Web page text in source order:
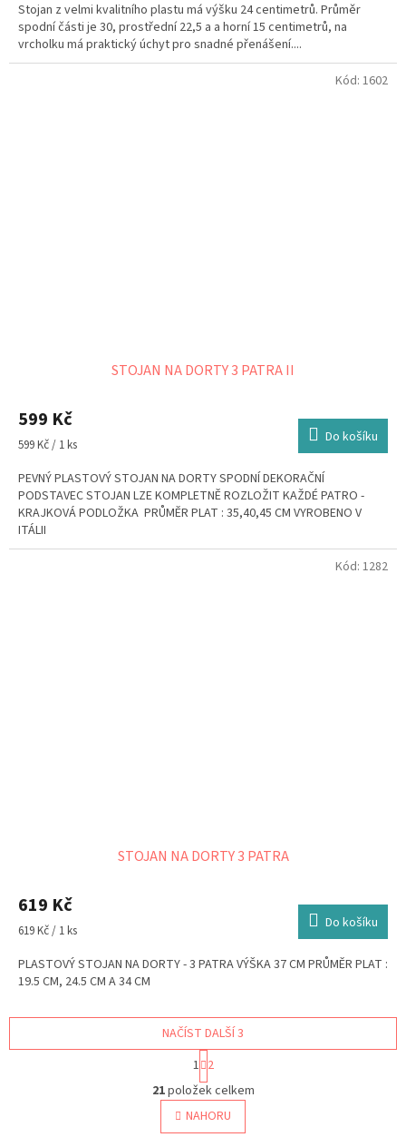
Stojan z velmi kvalitního plastu má výšku 24 centimetrů. Průměr
spodní části je 30, prostřední 22,5 a a horní 15 centimetrů, na
vrcholku má praktický úchyt pro snadné přenášení....
STOJAN NA DORTY 3 PATRA II
599 Kč
Měrná
599 Kč / 1 ks Do košíku
PEVNÝ PLASTOVÝ STOJAN NA DORTY SPODNÍ DEKORAČNÍ
PODSTAVEC STOJAN LZE KOMPLETNĚ ROZLOŽIT KAŽDÉ PATRO -
KRAJKOVÁ PODLOŽKA PRŮMĚR PLAT : 35,40,45 CM VYROBENO V
ITÁLII
Kód: 1602
STOJAN NA DORTY 3 PATRA
619 Kč
Měrná
619 Kč / 1 ks Do košíku
PLASTOVÝ STOJAN NA DORTY - 3 PATRA VÝŠKA 37 CM PRŮMĚR PLAT :
19.5 CM, 24.5 CM A 34 CM
Kód: 1282
O
v
l
á
NAČÍST DALŠÍ 3
S
t
r
á
n
k
1 2
21položek celkem
NAHORU